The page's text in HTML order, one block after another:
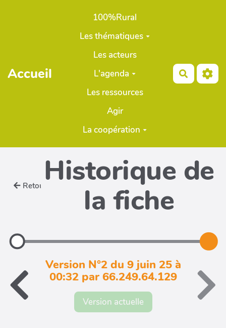
Aller au contenu principal
Accueil
100%Rural
Les thématiques
Les acteurs
L'agenda
Les ressources
Agir
La coopération
Retour Historique de
la fiche
Version N°2 du 9 juin 25 à
00:32 par 66.249.64.129
Version actuelle